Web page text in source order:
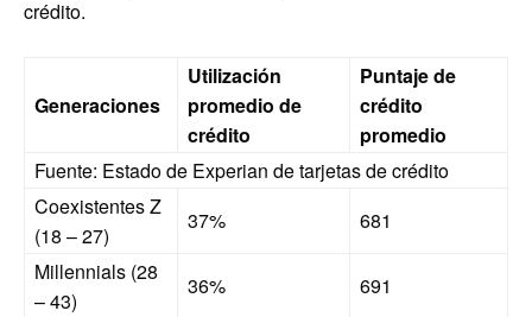
crédito.
Generaciones
Utilización
promedio de
crédito
Puntaje de
crédito
promedio
Fuente: Estado de Experian de tarjetas de crédito
Coexistentes Z
(18 – 27)
37%
681
Millennials (28
– 43)
36%
691